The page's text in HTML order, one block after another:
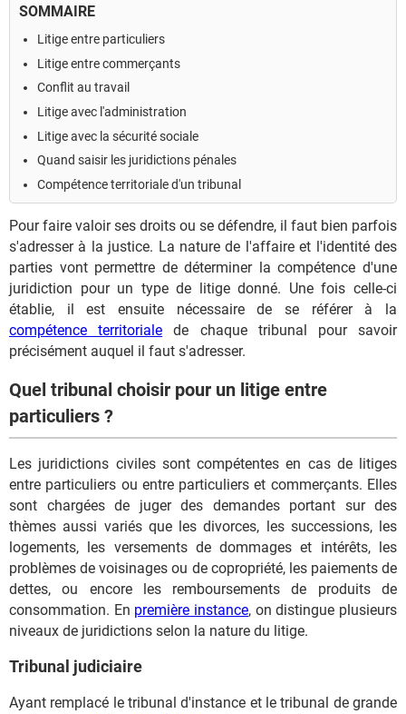
SOMMAIRE
Litige entre particuliers
Litige entre commerçants
Conflit au travail
Litige avec l'administration
Litige avec la sécurité sociale
Quand saisir les juridictions pénales
Compétence territoriale d'un tribunal
Pour faire valoir ses droits ou se défendre, il faut bien parfois
s'adresser à la justice. La nature de l'affaire et l'identité des
parties vont permettre de déterminer la compétence d'une
juridiction pour un type de litige donné. Une fois celle-ci
établie, il est ensuite nécessaire de se référer à la
compétence territoriale de chaque tribunal pour savoir
précisément auquel il faut s'adresser.
Quel tribunal choisir pour un litige entre
particuliers ?
Les juridictions civiles sont compétentes en cas de litiges
entre particuliers ou entre particuliers et commerçants. Elles
sont chargées de juger des demandes portant sur des
thèmes aussi variés que les divorces, les successions, les
logements, les versements de dommages et intérêts, les
problèmes de voisinages ou de copropriété, les paiements de
dettes, ou encore les remboursements de produits de
consommation. En première instance, on distingue plusieurs
niveaux de juridictions selon la nature du litige.
Tribunal judiciaire
Ayant remplacé le tribunal d'instance et le tribunal de grande